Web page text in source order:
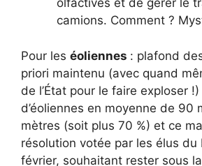
olfactives et de gérer le
camions. Comment ?
Pour les éoliennes : plafond
priori maintenu (avec quand
de l’État pour le faire exploser
d’éoliennes en moyenne de 90
mètres (soit plus 70 %) et ce
résolution votée par les élus du
février, souhaitant rester sous